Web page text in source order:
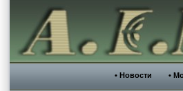
• Новости •